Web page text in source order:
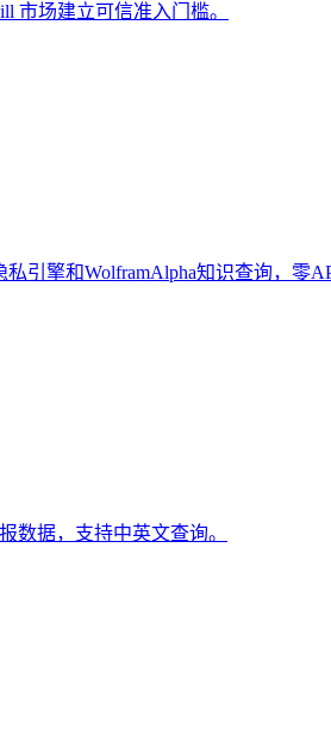
市场建立可信准入门槛。
引擎和WolframAlpha知识查询，零
数据，支持中英文查询。